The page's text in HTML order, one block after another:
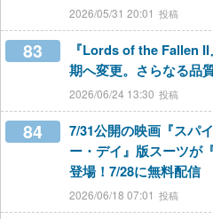
2026/05/31 20:01
83
『Lords of the Fallen
期へ変更。さらなる品
2026/06/24 13:30
84
7/31公開の映画『スパ
ー・デイ』版スーツが
登場！7/28に無料配信
2026/06/18 07:01